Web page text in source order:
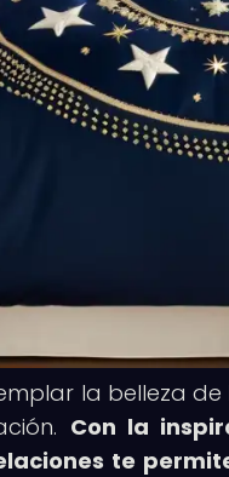
la belleza
Con la
te